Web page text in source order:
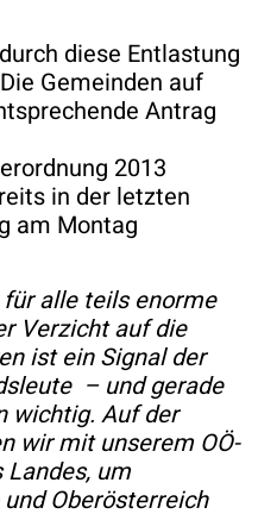
diese Entlastung
Gemeinden auf
Antrag
2013
in der letzten
am Montag
alle teils enorme
Verzicht auf die
ist ein Signal der
– und gerade
wichtig. Auf der
wir mit unserem OÖ-
um
Oberösterreich